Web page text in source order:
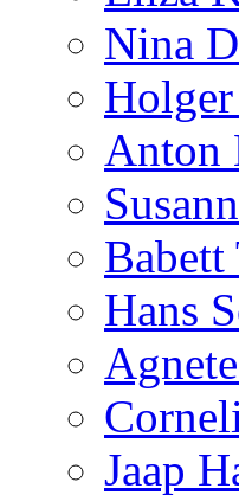
Nina
Anton
Babett
Hans
Jaap